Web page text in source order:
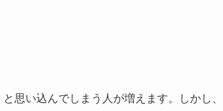
思い込んでしまう人が増えます。しかし、